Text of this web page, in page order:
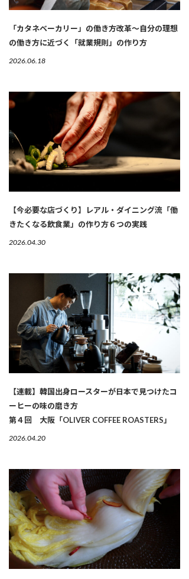
「カタネベーカリー」の働き方改革～自分の理想
の働き方に近づく「就業規則」の作り方
2026.06.18
【今必要な店づくり】レアル・ダイニング流「働
きたくなる飲食業」の作り方６つの実践
2026.04.30
【連載】韓国出身ロースターが日本で見つけたコ
ーヒーの味の磨き方
第４回 大阪「OLIVER COFFEE ROASTERS」
2026.04.20